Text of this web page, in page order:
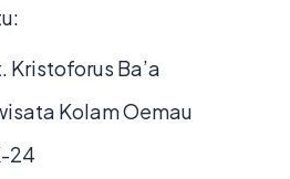
Kristoforus Ba’a
Kolam Oemau
24